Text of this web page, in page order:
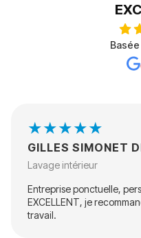
GILLES SIMONET
Lavage intérieur
Entreprise ponctuelle,
EXCELLENT, je
travail.